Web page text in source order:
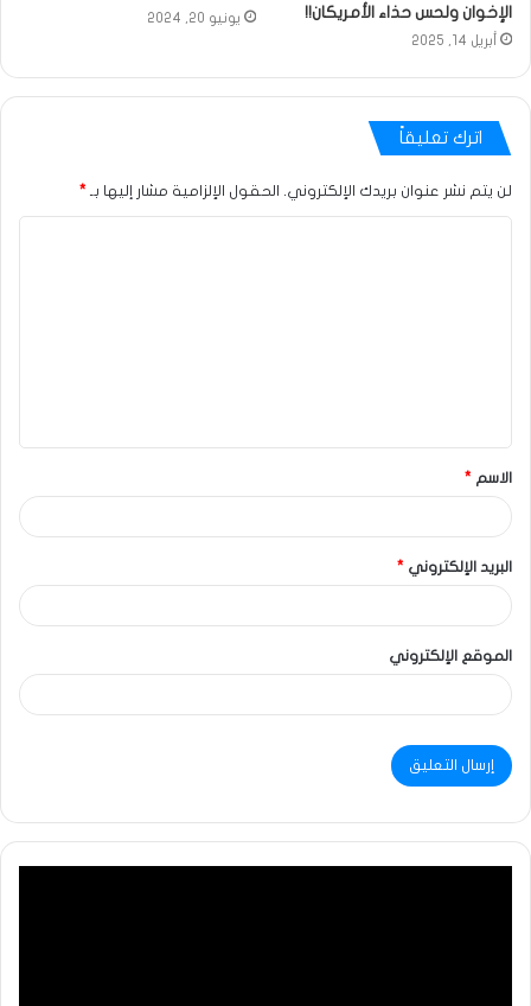
الإخوان ولحس حذاء الأمريكان!!
أبريل 14, 2025
يونيو 20, 2024
اترك تعليقاً
لن يتم نشر عنوان بريدك الإلكتروني. الحقول الإلزامية مشار إليها بـ *
الاسم *
البريد الإلكتروني *
الموقع الإلكتروني